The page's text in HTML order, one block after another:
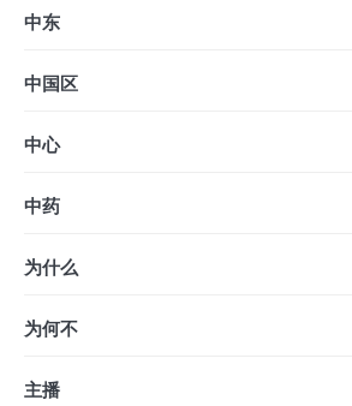
中东
中国区
中心
中药
为什么
为何不
主播